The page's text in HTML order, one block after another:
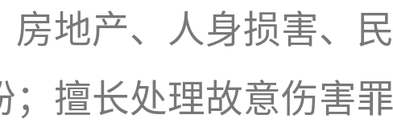
房地产、人身损害、
；擅长处理故意伤害